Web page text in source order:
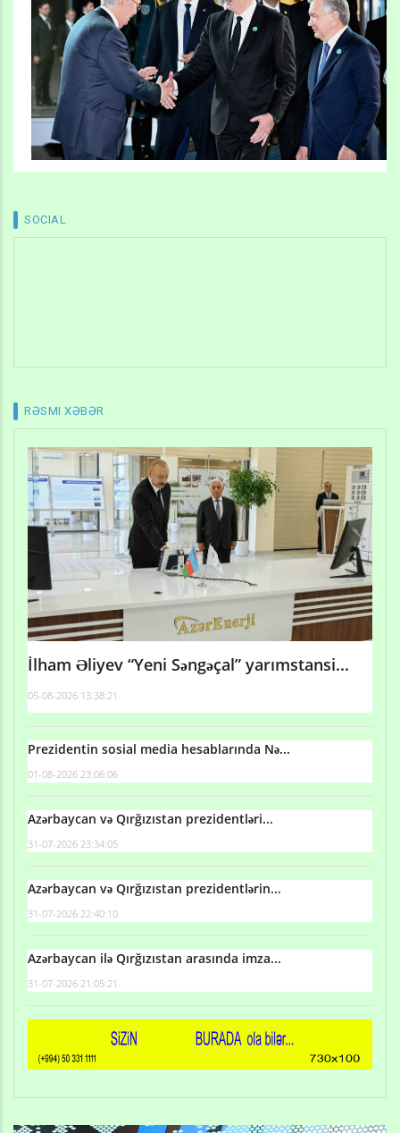
SOCIAL
RƏSMI XƏBƏR
İlham Əliyev “Yeni Səngəçal” yarımstansi...
05-08-2026 13:38:21
Prezidentin sosial media hesablarında Nə...
01-08-2026 23:06:06
Azərbaycan və Qırğızıstan prezidentləri...
31-07-2026 23:34:05
Azərbaycan və Qırğızıstan prezidentlərin...
31-07-2026 22:40:10
Azərbaycan ilə Qırğızıstan arasında imza...
31-07-2026 21:05:21